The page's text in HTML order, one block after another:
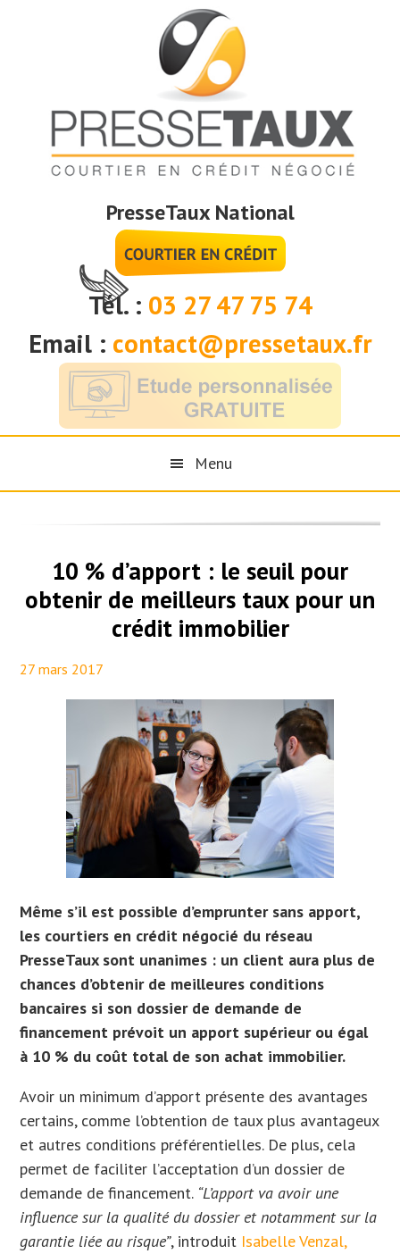
PresseTaux National
Tél. : 03 27 47 75 74
Email : contact@pressetaux.fr
Menu
10 % d’apport : le seuil pour
obtenir de meilleurs taux pour un
crédit immobilier
27 mars 2017
Même s’il est possible d’emprunter sans apport,
les courtiers en crédit négocié du réseau
PresseTaux sont unanimes : un client aura plus de
chances d’obtenir de meilleures conditions
bancaires si son dossier de demande de
financement prévoit un apport supérieur ou égal
à 10 % du coût total de son achat immobilier.
Avoir un minimum d’apport présente des avantages
certains, comme l’obtention de taux plus avantageux
et autres conditions préférentielles. De plus, cela
permet de faciliter l’acceptation d’un dossier de
demande de financement. “L’apport va avoir une
influence sur la qualité du dossier et notamment sur la
garantie liée au risque”, introduit Isabelle Venzal,